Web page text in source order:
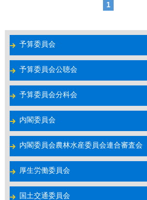
1
予算委員会
予算委員会公聴会
予算委員会分科会
内閣委員会
内閣委員会農林水産委員会連合審査会
厚生労働委員会
国土交通委員会